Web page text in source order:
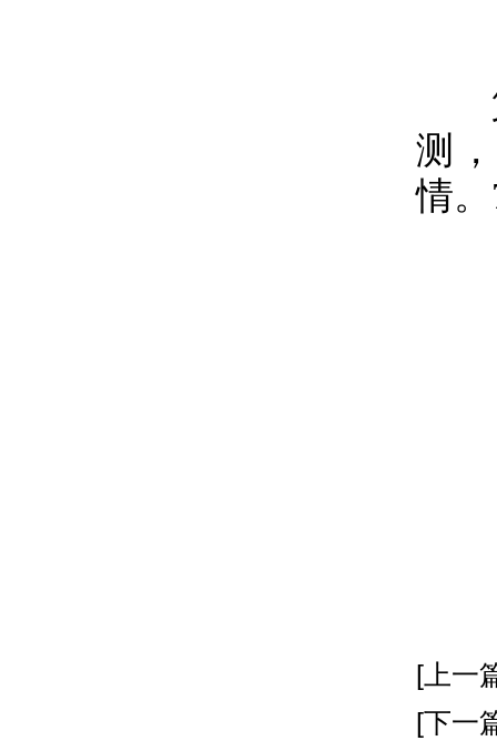
测
情
[上一
[下一